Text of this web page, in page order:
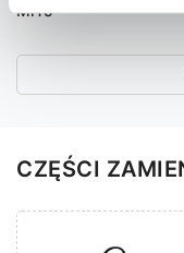
MiTo
CZĘŚCI